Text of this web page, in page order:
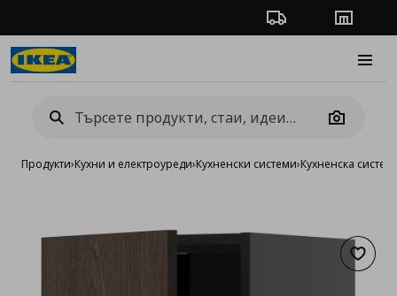
Проследяване на
Camera
Продукти›Кухни и електроуреди›Кухненски системи›Кухненска